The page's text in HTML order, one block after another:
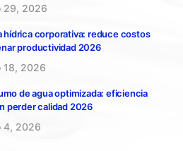
29, 2026
hídrica corporativa: reduce costos
productividad 2026
18, 2026
de agua optimizada: eficiencia
perder calidad 2026
4, 2026